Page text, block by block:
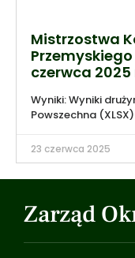
Mistrzostwa
czerwca 2025
Wyniki: Wyniki
Powszechna (XLSX)
23 czerwca 2025
Zarząd